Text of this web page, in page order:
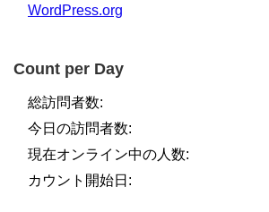
WordPress.org
Count per Day
総訪問者数:
今日の訪問者数:
現在オンライン中の人数:
カウント開始日: